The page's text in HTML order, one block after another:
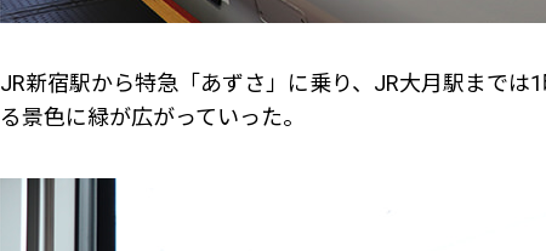
JR新宿駅から特急「あずさ」に乗り、JR大月駅までは
る景色に緑が広がっていった。